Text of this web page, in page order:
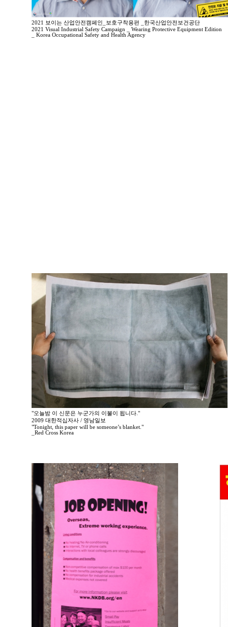
2021 보이는 산업안전캠페인_보호구착용편 _한국산업안전보건공단
2021 Visual Industrial Safety Campaign _ Wearing Protective Equipment Edition
_ Korea Occupational Safety and Health Agency
"오늘밤 이 신문은 누군가의 이불이 됩니다."
2009 대한적십자사 / 영남일보
"Tonight, this paper will be someone’s blanket."
_Red Cross Korea